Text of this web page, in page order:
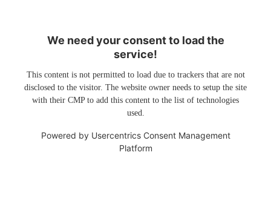
We need your consent to load the
service!
This content is not permitted to load due to trackers that are not
disclosed to the visitor. The website owner needs to setup the site
with their CMP to add this content to the list of technologies
used.
Powered by Usercentrics Consent Management
Platform